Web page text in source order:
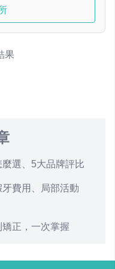
果
選、5大品牌評比
費用、局部活動
正，一次掌握